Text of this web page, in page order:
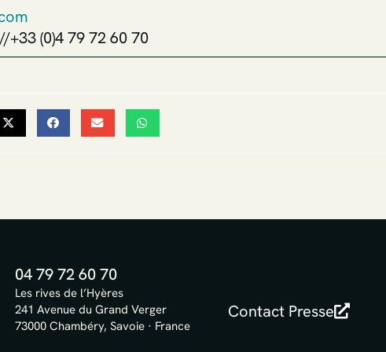
+33 (0)4 79 72 60 70
04 79 72 60 70
Les rives de l’Hyères
241 Avenue du Grand Verger
73000 Chambéry, Savoie · France
Contact Presse